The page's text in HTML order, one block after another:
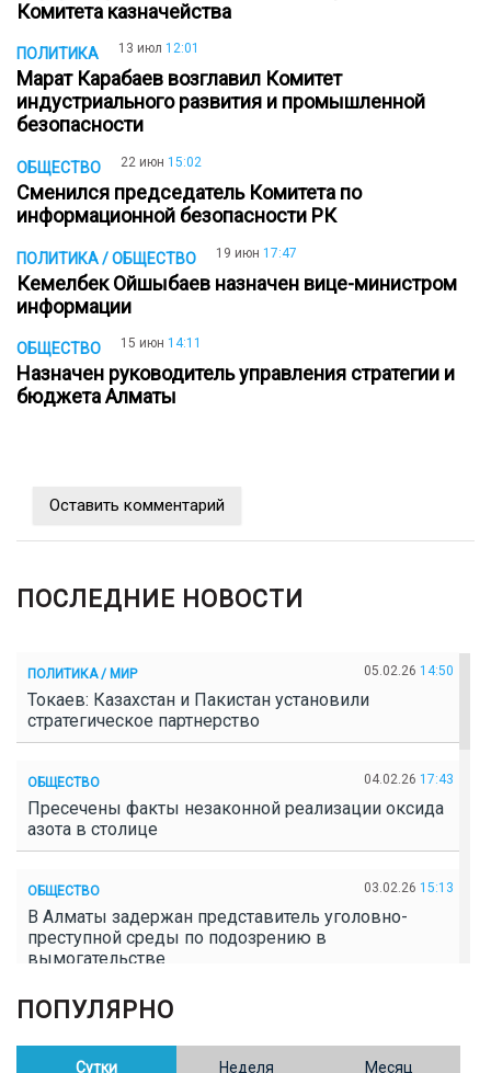
Комитета казначейства
ПОЛИТИКА 13 июл 12:01
Марат Карабаев возглавил Комитет
индустриального развития и промышленной
безопасности
ОБЩЕСТВО 22 июн 15:02
Сменился председатель Комитета по
информационной безопасности РК
ПОЛИТИКА / ОБЩЕСТВО 19 июн 17:47
Кемелбек Ойшыбаев назначен вице-министром
информации
ОБЩЕСТВО 15 июн 14:11
Назначен руководитель управления стратегии и
бюджета Алматы
Оставить комментарий
ПОСЛЕДНИЕ НОВОСТИ
ПОЛИТИКА / МИР 05.02.26 14:50
Токаев: Казахстан и Пакистан установили
стратегическое партнерство
ОБЩЕСТВО 04.02.26 17:43
Пресечены факты незаконной реализации оксида
азота в столице
ОБЩЕСТВО 03.02.26 15:13
В Алматы задержан представитель уголовно-
преступной среды по подозрению в
вымогательстве
ОБЩЕСТВО
Полицейские пресекли незаконное выращивание
конопли в Таразе
ПОПУЛЯРНО
Сутки Неделя Месяц